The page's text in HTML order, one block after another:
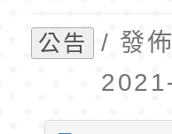
公告
/ 發